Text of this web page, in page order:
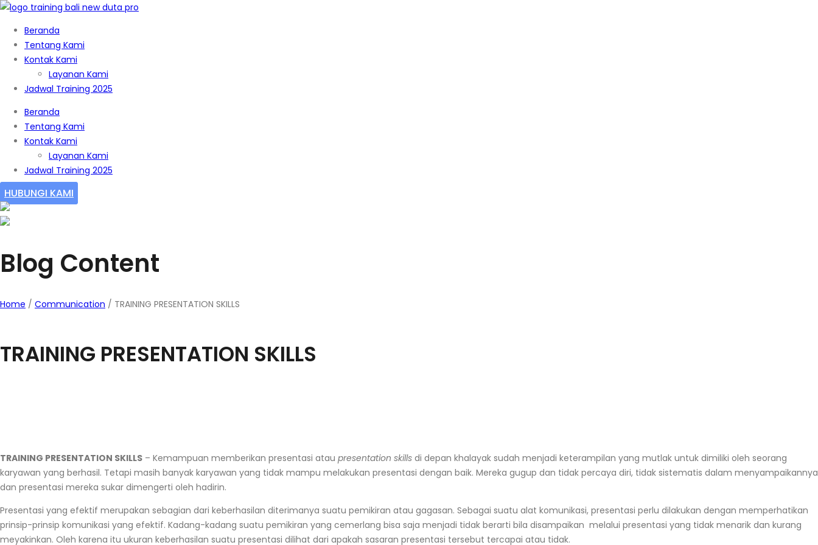
Beranda
Tentang Kami
Kontak Kami
Layanan Kami
Jadwal Training 2025
Beranda
Tentang Kami
Kontak Kami
Layanan Kami
Jadwal Training 2025
HUBUNGI KAMI
Blog Content
Home / Communication / TRAINING PRESENTATION SKILLS
TRAINING PRESENTATION SKILLS
TRAINING PRESENTATION SKILLS – Kemampuan memberikan presentasi atau presentation skills di depan khalayak sudah menjadi keterampilan yang mutlak untuk dimiliki oleh seorang
karyawan yang berhasil. Tetapi masih banyak karyawan yang tidak mampu melakukan presentasi dengan baik. Mereka gugup dan tidak percaya diri, tidak sistematis dalam menyampaikannya
dan presentasi mereka sukar dimengerti oleh hadirin.
Presentasi yang efektif merupakan sebagian dari keberhasilan diterimanya suatu pemikiran atau gagasan. Sebagai suatu alat komunikasi, presentasi perlu dilakukan dengan memperhatikan
prinsip-prinsip komunikasi yang efektif. Kadang-kadang suatu pemikiran yang cemerlang bisa saja menjadi tidak berarti bila disampaikan melalui presentasi yang tidak menarik dan kurang
meyakinkan. Oleh karena itu ukuran keberhasilan suatu presentasi dilihat dari apakah sasaran presentasi tersebut tercapai atau tidak.